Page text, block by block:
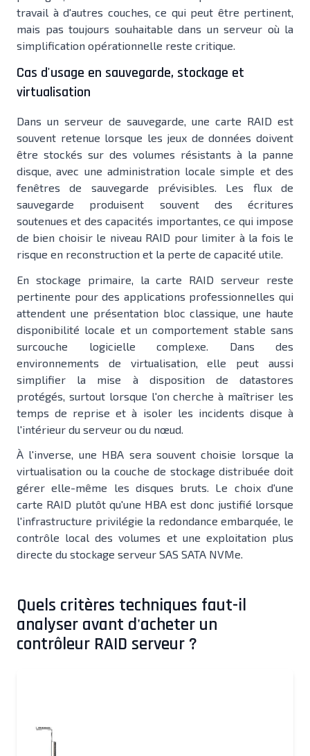
travail à d'autres couches, ce qui peut être pertinent,
mais pas toujours souhaitable dans un serveur où la
simplification opérationnelle reste critique.
Cas d'usage en sauvegarde, stockage et
virtualisation
Dans un serveur de sauvegarde, une carte RAID est
souvent retenue lorsque les jeux de données doivent
être stockés sur des volumes résistants à la panne
disque, avec une administration locale simple et des
fenêtres de sauvegarde prévisibles. Les flux de
sauvegarde produisent souvent des écritures
soutenues et des capacités importantes, ce qui impose
de bien choisir le niveau RAID pour limiter à la fois le
risque en reconstruction et la perte de capacité utile.
En stockage primaire, la carte RAID serveur reste
pertinente pour des applications professionnelles qui
attendent une présentation bloc classique, une haute
disponibilité locale et un comportement stable sans
surcouche logicielle complexe. Dans des
environnements de virtualisation, elle peut aussi
simplifier la mise à disposition de datastores
protégés, surtout lorsque l'on cherche à maîtriser les
temps de reprise et à isoler les incidents disque à
l'intérieur du serveur ou du nœud.
À l'inverse, une HBA sera souvent choisie lorsque la
virtualisation ou la couche de stockage distribuée doit
gérer elle-même les disques bruts. Le choix d'une
carte RAID plutôt qu'une HBA est donc justifié lorsque
l'infrastructure privilégie la redondance embarquée, le
contrôle local des volumes et une exploitation plus
directe du stockage serveur SAS SATA NVMe.
Quels critères techniques faut-il
analyser avant d'acheter un
contrôleur RAID serveur ?